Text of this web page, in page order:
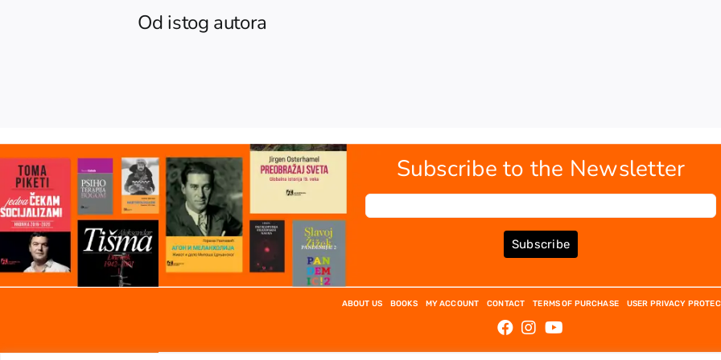
Od istog autora
Subscribe to the Newsletter
Subscribe
ABOUT US BOOKS MY ACCOUNT CONTACT TERMS OF PURCHASE USER PRIVACY